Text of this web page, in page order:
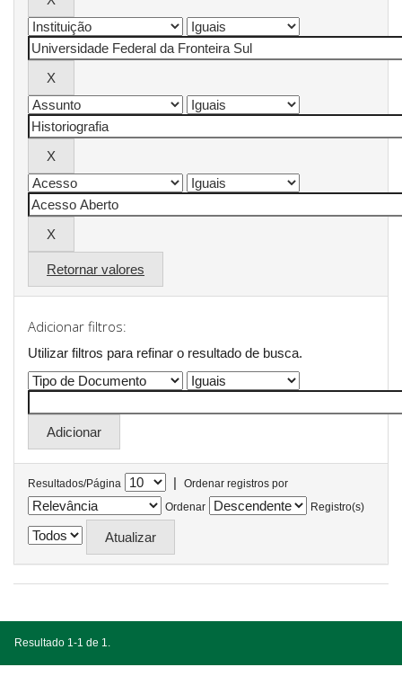
Retornar valores
Adicionar filtros:
Utilizar filtros para refinar o resultado de busca.
Resultados/Página |
Ordenar registros por
Ordenar
Registro(s)
Resultado 1-1 de 1.